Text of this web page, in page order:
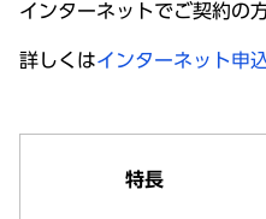
インターネットでご契約の
詳しくはインターネット申
特長